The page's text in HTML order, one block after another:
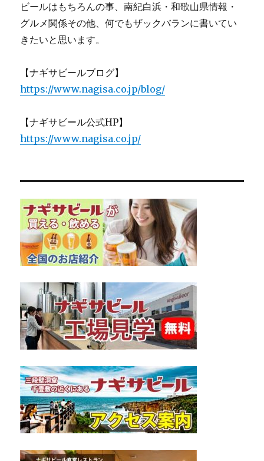
ビールはもちろんの事、南紀白浜・和歌山県情報・
グルメ関係その他、何でもザックバランに書いてい
きたいと思います。
【ナギサビールブログ】
https://www.nagisa.co.jp/blog/
【ナギサビール公式HP】
https://www.nagisa.co.jp/